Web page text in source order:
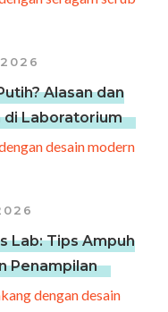
Alasan dan
di Laboratorium
Lab: Tips Ampuh
Penampilan